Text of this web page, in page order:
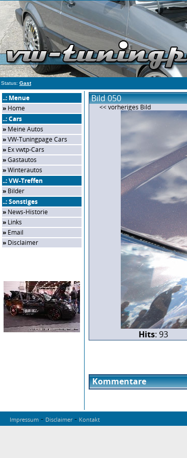
Status: Gast
..: Menue
» Home
..: Cars
» Meine Autos
»VW-Tuningpage Cars
» Ex vwtp-Cars
»Gastautos
»Winterautos
..: VW-Treffen
» Bilder
..: Sonstiges
» News-Historie
» Links
» Email
» Disclaimer
Bild 050
<< vorheriges Bild
Hits: 93
Kommentare
Impressum - Disclaimer- Kontakt